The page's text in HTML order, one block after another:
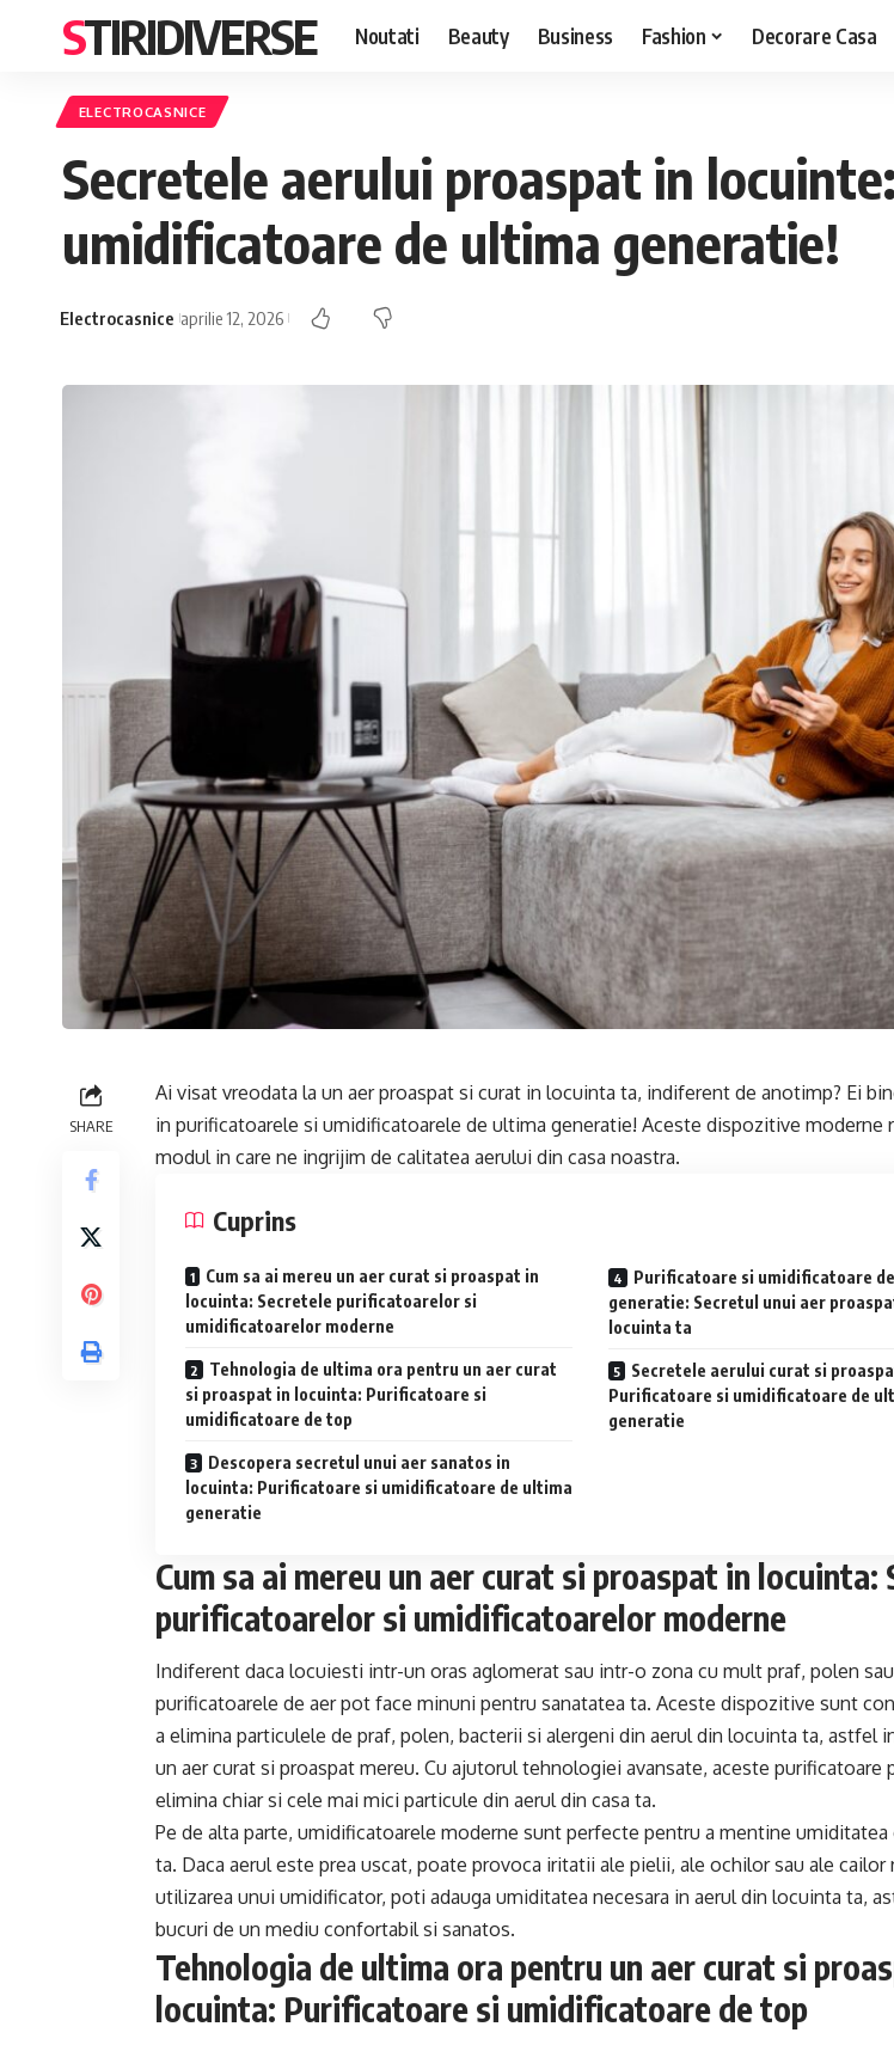
STIRIDIVERSE Noutati Beauty Business Fashion Decorare Casa
ELECTROCASNICE
Secretele aerului proaspat in
umidificatoare de ultima generatie!
Electrocasnice aprilie 12, 2026
SHARE
Ai visat vreodata la un aer proaspat si curat in locuinta ta, indiferent de anotimp? Ei
in purificatoarele si umidificatoarele de ultima generatie! Aceste dispozitive moderne
modul in care ne ingrijim de calitatea aerului din casa noastra.
Cuprins
Cum sa ai mereu un aer curat si proaspat in
locuinta: Secretele purificatoarelor si
umidificatoarelor moderne
Tehnologia de ultima ora pentru un aer curat
si proaspat in locuinta: Purificatoare si
umidificatoare de top
Descopera secretul unui aer sanatos in
locuinta: Purificatoare si umidificatoare de ultima
generatie
Purificatoare si umidificatoare
generatie: Secretul unui aer
locuinta ta
Secretele aerului curat si
Purificatoare si umidificatoare de
generatie
Cum sa ai mereu un aer curat si proaspat in locuinta:
purificatoarelor si umidificatoarelor moderne
Indiferent daca locuiesti intr-un oras aglomerat sau intr-o zona cu mult praf, polen
purificatoarele de aer pot face minuni pentru sanatatea ta. Aceste dispozitive sunt
a elimina particulele de praf, polen, bacterii si alergeni din aerul din locuinta ta, astfel
un aer curat si proaspat mereu. Cu ajutorul tehnologiei avansate, aceste purificatoare
elimina chiar si cele mai mici particule din aerul din casa ta.
Pe de alta parte, umidificatoarele moderne sunt perfecte pentru a mentine umiditatea
ta. Daca aerul este prea uscat, poate provoca iritatii ale pielii, ale ochilor sau ale cailor
utilizarea unui umidificator, poti adauga umiditatea necesara in aerul din locuinta ta,
bucuri de un mediu confortabil si sanatos.
Tehnologia de ultima ora pentru un aer curat si
locuinta: Purificatoare si umidificatoare de top